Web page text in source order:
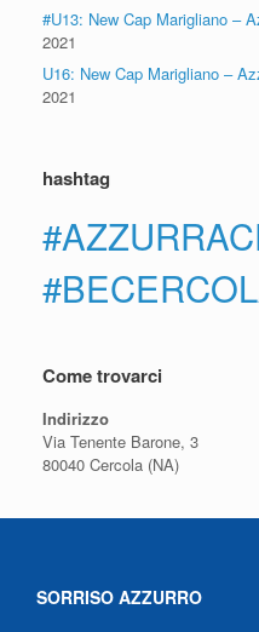
#U13: New Cap Marigliano –
2021
U16: New Cap Marigliano –
2021
hashtag
Come trovarci
Indirizzo
Via Tenente Barone, 3
80040 Cercola (NA)
SORRISO AZZURRO